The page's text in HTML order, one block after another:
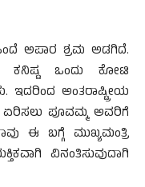
ಅಪಾರ ಶ್ರಮ ಅಡಗಿದೆ.
ಕನಿಷ್ಟ ಒಂದು ಕೋಟಿ
ಇದರಿಂದ ಅಂತರಾಷ್ಟ್ರೀಯ
ಏರಿಸಲು ಪೂವಮ್ಮ ಅವರಿಗೆ
ಈ ಬಗ್ಗೆ ಮುಖ್ಯಮಂತ್ರಿ
ವಿನಂತಿಸುವುದಾಗಿ